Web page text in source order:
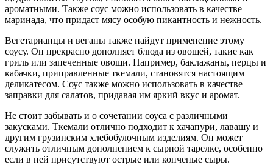
ароматными. Также соус можно использовать в качестве
маринада, что придаст мясу особую пикантность и нежность.
Вегетарианцы и веганы также найдут применение этому
соусу. Он прекрасно дополняет блюда из овощей, такие как
гриль или запеченные овощи. Например, баклажаны, перцы и
кабачки, приправленные ткемали, становятся настоящим
деликатесом. Соус также можно использовать в качестве
заправки для салатов, придавая им яркий вкус и аромат.
Не стоит забывать и о сочетании соуса с различными
закусками. Ткемали отлично подходит к хачапури, лавашу и
другим грузинским хлебобулочным изделиям. Он может
служить отличным дополнением к сырной тарелке, особенно
если в ней присутствуют острые или копченые сыры.